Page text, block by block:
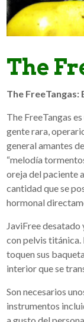
The
The FreeTangas:
The FreeTangas
gente rara,
general amantes
“melodía
oreja del paciente
cantidad que se
hormonal
JaviFree
con pelvis
toquen sus
interior que se
Son necesarios
instrumentos
a gusto del